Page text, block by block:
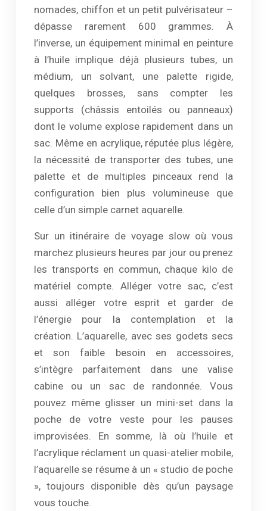
nomades, chiffon et un petit pulvérisateur –
dépasse rarement 600 grammes. À
l’inverse, un équipement minimal en peinture
à l’huile implique déjà plusieurs tubes, un
médium, un solvant, une palette rigide,
quelques brosses, sans compter les
supports (châssis entoilés ou panneaux)
dont le volume explose rapidement dans un
sac. Même en acrylique, réputée plus légère,
la nécessité de transporter des tubes, une
palette et de multiples pinceaux rend la
configuration bien plus volumineuse que
celle d’un simple carnet aquarelle.
Sur un itinéraire de voyage slow où vous
marchez plusieurs heures par jour ou prenez
les transports en commun, chaque kilo de
matériel compte. Alléger votre sac, c’est
aussi alléger votre esprit et garder de
l’énergie pour la contemplation et la
création. L’aquarelle, avec ses godets secs
et son faible besoin en accessoires,
s’intègre parfaitement dans une valise
cabine ou un sac de randonnée. Vous
pouvez même glisser un mini-set dans la
poche de votre veste pour les pauses
improvisées. En somme, là où l’huile et
l’acrylique réclament un quasi-atelier mobile,
l’aquarelle se résume à un « studio de poche
», toujours disponible dès qu’un paysage
vous touche.